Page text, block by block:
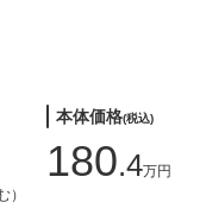
）
本体価格(税込)
180.4万円